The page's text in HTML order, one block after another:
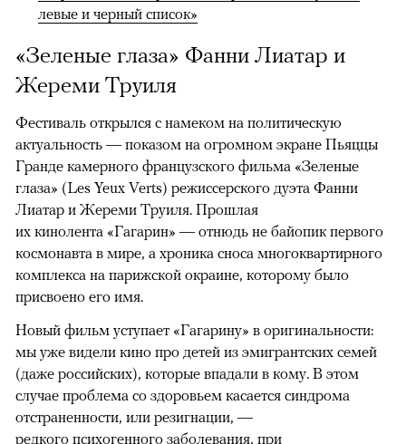
левые и черный список»
«Зеленые глаза» Фанни Лиатар и
Жереми Труиля
Фестиваль открылся с намеком на политическую
актуальность — показом на огромном экране Пьяццы
Гранде камерного французского фильма «Зеленые
глаза» (Les Yeux Verts) режиссерского дуэта Фанни
Лиатар и Жереми Труиля. Прошлая
их кинолента «Гагарин» — отнюдь не байопик первого
космонавта в мире, а хроника сноса многоквартирного
комплекса на парижской окраине, которому было
присвоено его имя.
Новый фильм уступает «Гагарину» в оригинальности:
мы уже видели кино про детей из эмигрантских семей
(даже российских), которые впадали в кому. В этом
случае проблема со здоровьем касается синдрома
отстраненности, или резигнации, —
редкого психогенного заболевания, при